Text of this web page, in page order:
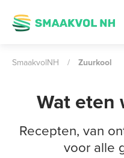
SmaakvolNH / Zuurkool
Wat eten
Recepten, van
voor alle